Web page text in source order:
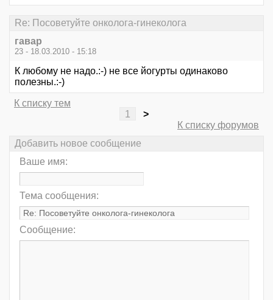
Re: Посоветуйте онколога-гинеколога
гавар
23 - 18.03.2010 - 15:18
К любому не надо.:-) не все йогурты одинаково
полезны.:-)
К списку тем
1
>
К списку форумов
Добавить новое сообщение
Ваше имя:
Тема сообщения:
Сообщение: